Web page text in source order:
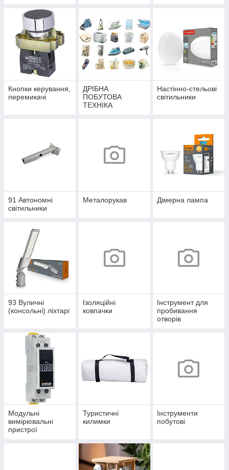
Кнопки керування,
перемикачі
ДРІБНА
ПОБУТОВА
ТЕХНІКА
Настінно-стельові
світильники
91 Автономні
світильники
Металорукав Дімерна лампа
93 Вуличні
(консольні) ліхтарі
Ізоляційні
ковпачки
Інструмент для
пробивання
отворів
Модульні
вимірювальні
пристрої
Туристичні
килимки
Інструменти
побутові